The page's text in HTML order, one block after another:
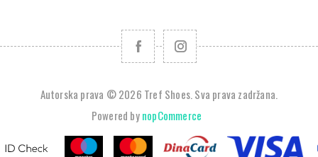
Autorska prava © 2026 Tref Shoes. Sva prava zadržana.
Powered bynopCommerce